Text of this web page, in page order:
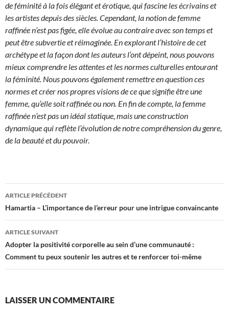
de féminité à la fois élégant et érotique, qui fascine les écrivains et
les artistes depuis des siècles. Cependant, la notion de femme
raffinée n’est pas figée, elle évolue au contraire avec son temps et
peut être subvertie et réimaginée. En explorant l’histoire de cet
archétype et la façon dont les auteurs l’ont dépeint, nous pouvons
mieux comprendre les attentes et les normes culturelles entourant
la féminité. Nous pouvons également remettre en question ces
normes et créer nos propres visions de ce que signifie être une
femme, qu’elle soit raffinée ou non. En fin de compte, la femme
raffinée n’est pas un idéal statique, mais une construction
dynamique qui reflète l’évolution de notre compréhension du genre,
de la beauté et du pouvoir.
Navigation
des
articles
ARTICLE PRÉCÉDENT
Hamartia – L’importance de l’erreur pour une intrigue convaincante
ARTICLE SUIVANT
Adopter la positivité corporelle au sein d’une communauté :
Comment tu peux soutenir les autres et te renforcer toi-même
LAISSER UN COMMENTAIRE